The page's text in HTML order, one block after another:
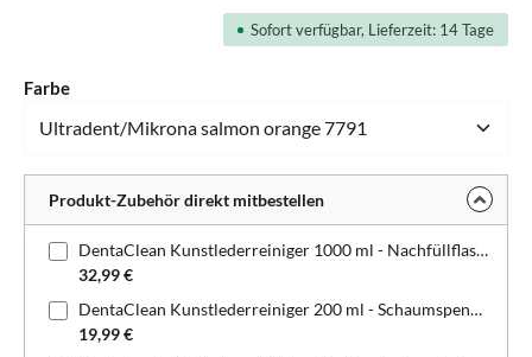
Sofort verfügbar, Lieferzeit: 14 Tage
Farbeauswählen
Produkt-Zubehör direkt mitbestellen
DentaClean Kunstlederreiniger 1000 ml - Nachfüllflasche
32,99 €
DentaClean Kunstlederreiniger 200 ml - Schaumspenderflasche
19,99 €